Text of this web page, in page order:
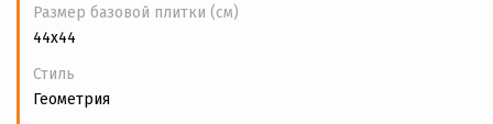
Размер базовой плитки (см)
44x44
Стиль
Геометрия